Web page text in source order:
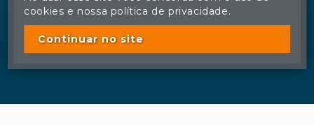
© Regina Aude Leilões - Todos os direitos reservados
A cópia ou reprodução não autorizada do conteúdo deste site
poderá acarretar em penas previstas em lei.
cookies e nossa política de privacidade.
Continuar no site